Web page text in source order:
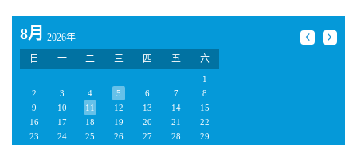
8月
2026年
日
一 二 三 四 五 六
1
2
3 4 5 6 7
8
9
10 11 12 13 14
15
16
17 18 19 20 21
22
23
24 25 26 27 28
29